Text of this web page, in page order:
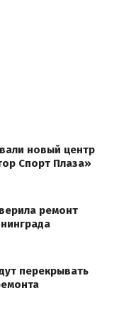
новый центр
Спорт Плаза»
ремонт
перекрывать